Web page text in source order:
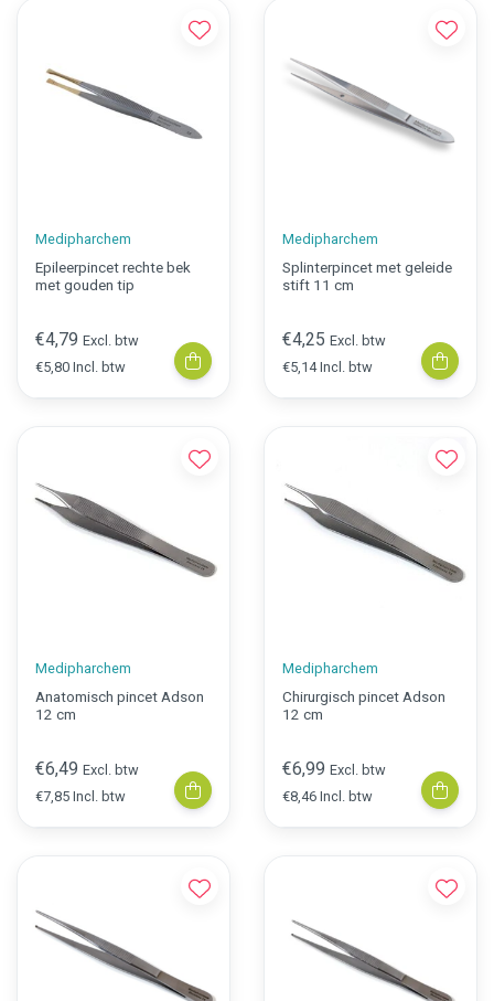
Medipharchem
Epileerpincet rechte bek
met gouden tip
€4,79 Excl. btw
€5,80 Incl. btw
Medipharchem
Splinterpincet met geleide
stift 11 cm
€4,25 Excl. btw
€5,14 Incl. btw
Medipharchem
Anatomisch pincet Adson
12 cm
€6,49 Excl. btw
€7,85 Incl. btw
Medipharchem
Chirurgisch pincet Adson
12 cm
€6,99 Excl. btw
€8,46 Incl. btw